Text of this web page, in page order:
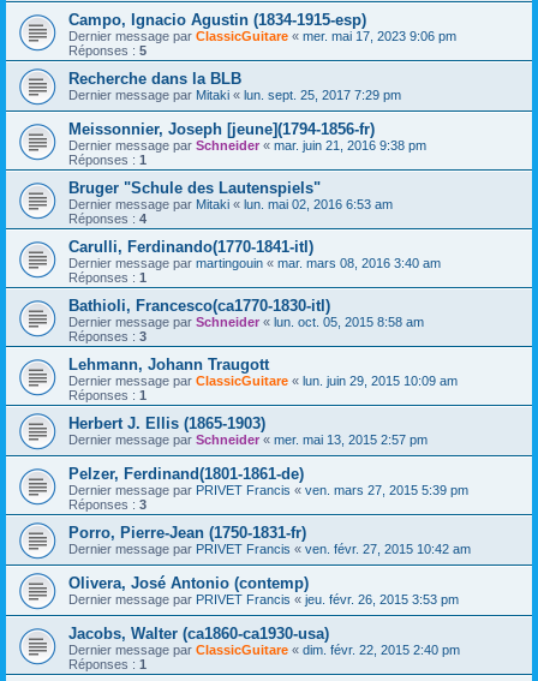
Campo, Ignacio Agustin (1834-1915-esp)
Dernier message par ClassicGuitare « mer. mai 17, 2023 9:06 pm
Réponses : 5
Recherche dans la BLB
Dernier message par Mitaki « lun. sept. 25, 2017 7:29 pm
Meissonnier, Joseph [jeune](1794-1856-fr)
Dernier message par Schneider « mar. juin 21, 2016 9:38 pm
Réponses : 1
Bruger "Schule des Lautenspiels"
Dernier message par Mitaki « lun. mai 02, 2016 6:53 am
Réponses : 4
Carulli, Ferdinando(1770-1841-itl)
Dernier message par martingouin « mar. mars 08, 2016 3:40 am
Réponses : 1
Bathioli, Francesco(ca1770-1830-itl)
Dernier message par Schneider « lun. oct. 05, 2015 8:58 am
Réponses : 3
Lehmann, Johann Traugott
Dernier message par ClassicGuitare « lun. juin 29, 2015 10:09 am
Réponses : 1
Herbert J. Ellis (1865-1903)
Dernier message par Schneider « mer. mai 13, 2015 2:57 pm
Pelzer, Ferdinand(1801-1861-de)
Dernier message par PRIVET Francis « ven. mars 27, 2015 5:39 pm
Réponses : 3
Porro, Pierre-Jean (1750-1831-fr)
Dernier message par PRIVET Francis « ven. févr. 27, 2015 10:42 am
Olivera, José Antonio (contemp)
Dernier message par PRIVET Francis « jeu. févr. 26, 2015 3:53 pm
Jacobs, Walter (ca1860-ca1930-usa)
Dernier message par ClassicGuitare « dim. févr. 22, 2015 2:40 pm
Réponses : 1